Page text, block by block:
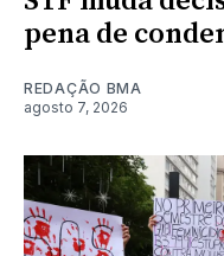
pena de
REDAÇÃO BMA
agosto 7, 2026